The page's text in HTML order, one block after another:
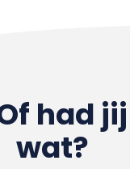
had
wat?